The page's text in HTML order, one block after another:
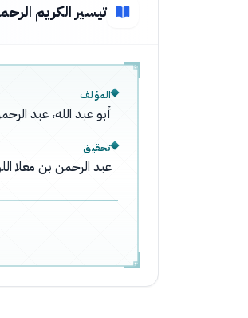
تيسير الكريم
المؤلف
أبو عبد الله، عبد
تحقيق
عبد الرحمن بن معلا